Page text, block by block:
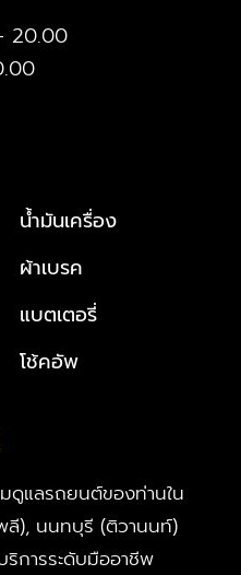
20.00
น้ำมันเครื่อง
ผ้าเบรค
แบตเตอรี่
โช้คอัพ
ดูแลรถยนต์ของท่านใน
ลี), นนทบุรี (ติวานนท์)
การระดับมืออาชีพ